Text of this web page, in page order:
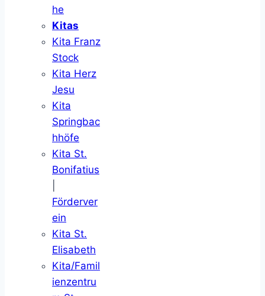
he
Kitas
Kita Franz
Stock
Kita Herz
Jesu
Kita
Springbac
hhöfe
Kita St.
Bonifatius
Förderver
ein
Kita St.
Elisabeth
Kita/Famil
ienzentru